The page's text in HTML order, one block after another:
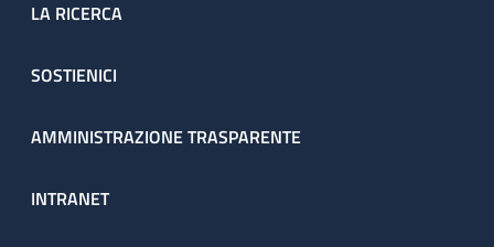
LA RICERCA
SOSTIENICI
AMMINISTRAZIONE TRASPARENTE
INTRANET